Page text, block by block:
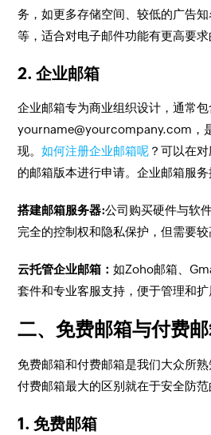
务，如更多存储空间、较低的广告
等，适合对电子邮件功能有更高要求
2. 企业邮箱
企业邮箱专为商业组织设计，通常
yourname@yourcompany.com，
现。如何注册企业邮箱呢 ？可以在
的邮箱版本进行申请。企业邮箱服务
搭建邮箱服务器:公司购买硬件与软
完全的控制权和隐私保护，但需要较
云托管企业邮箱：如Zoho邮箱、
套件和专业客服支持，便于管理和扩
二、免费邮箱与付费
免费邮箱和付费邮箱是我们大众所
付费邮箱最大的区别就在于安全防范
1. 免费邮箱